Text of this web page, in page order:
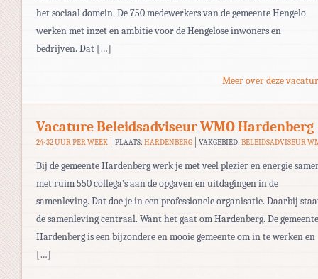
het sociaal domein. De 750 medewerkers van de gemeente Hengelo
werken met inzet en ambitie voor de Hengelose inwoners en
bedrijven. Dat […]
Meer over deze
Vacature Beleidsadviseur WMO Hardenberg
24-32 UUR PER WEEK PLAATS: HARDENBERG VAKGEBIED:BELEIDSADVISEUR
Bij de gemeente Hardenberg werk je met veel plezier en energie
met ruim 550 collega’s aan de opgaven en uitdagingen in de
samenleving. Dat doe je in een professionele organisatie. Daarbij
de samenleving centraal. Want het gaat om Hardenberg. De gemeente
Hardenberg is een bijzondere en mooie gemeente om in te werken en
[…]